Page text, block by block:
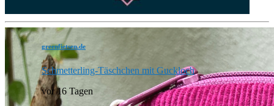
greenfietsen.de
Schmetterling-Täschchen mit Guckloch
vor 16 Tagen